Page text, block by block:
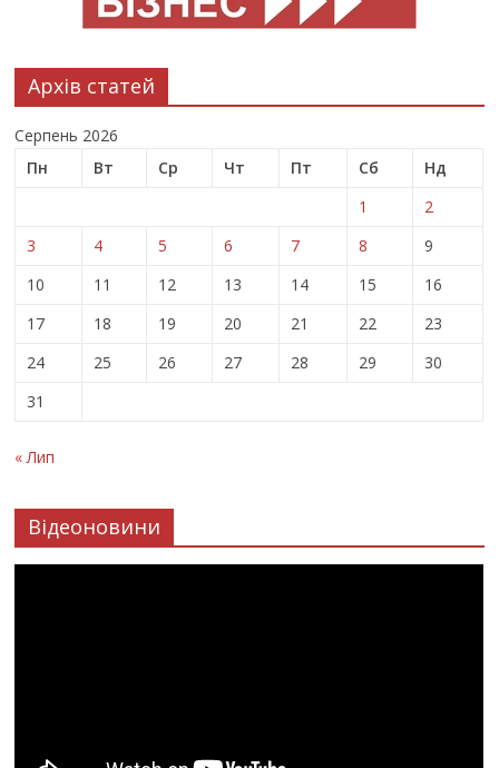
Архів статей
Серпень 2026
Пн
Вт Ср Чт Пт Сб
Нд
1
2
3
4 5 6 7 8
9
10
11 12 13 14 15
16
17
18 19 20 21 22
23
24
25 26 27 28 29
30
31
« Лип
Відеоновини